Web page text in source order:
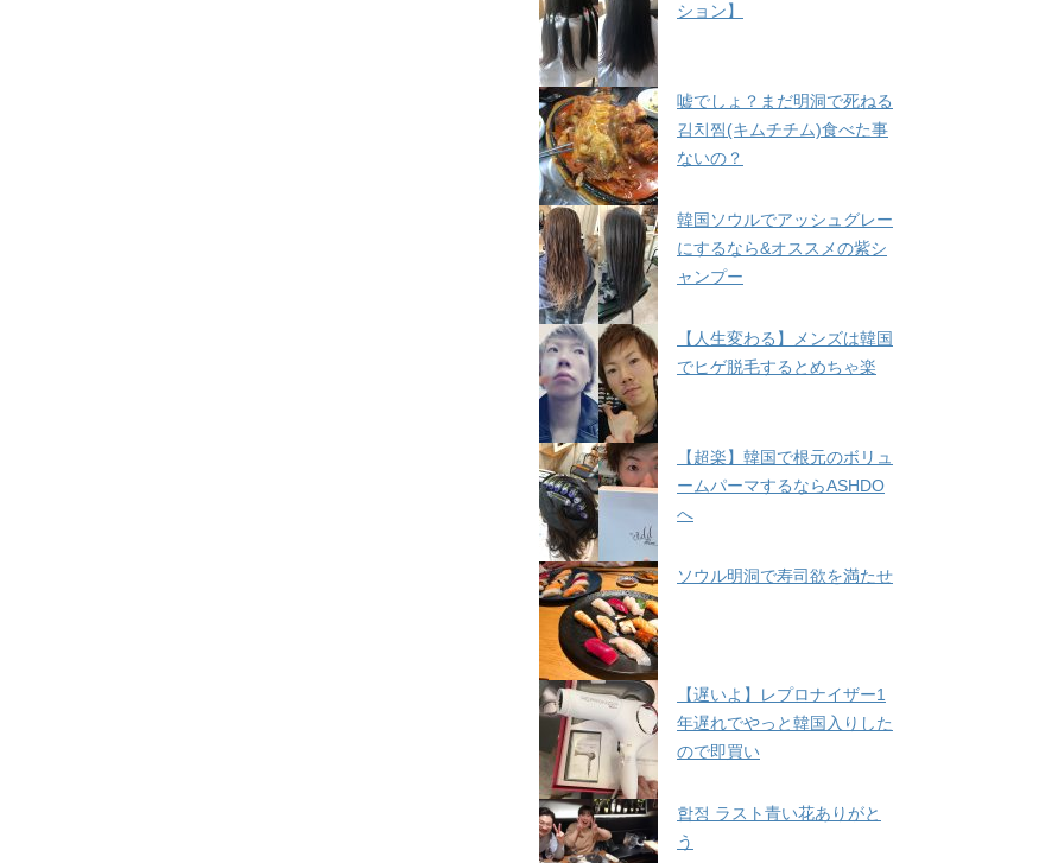
ション】
嘘でしょ？まだ明洞で死ねる
김치찜(キムチチム)食べた事
ないの？
韓国ソウルでアッシュグレー
にするなら&オススメの紫シ
ャンプー
【人生変わる】メンズは韓国
でヒゲ脱毛するとめちゃ楽
【超楽】韓国で根元のボリュ
ームパーマするならASHDO
へ
ソウル明洞で寿司欲を満たせ
【遅いよ】レプロナイザー1
年遅れでやっと韓国入りした
ので即買い
합정 ラスト青い花ありがと
う